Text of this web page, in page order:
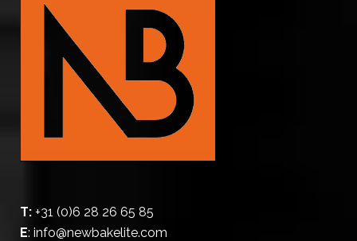
T: +31 (0)6 28 26 65 85
E: info@newbakelite.com